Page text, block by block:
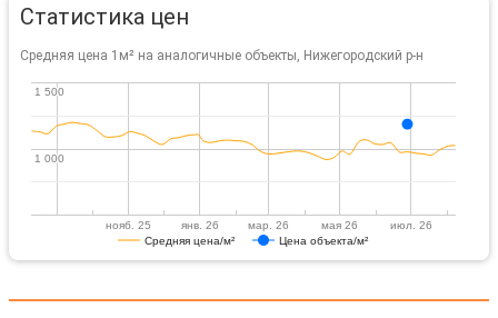
Статистика цен
Средняя цена 1м² на аналогичные объекты, Нижегородский р-н
Средняя цена/м² Цена объекта/м²
нояб. 25 янв. 26 мар. 26 мая 26 июл. 26
1 000
1 000
1 500
1 500